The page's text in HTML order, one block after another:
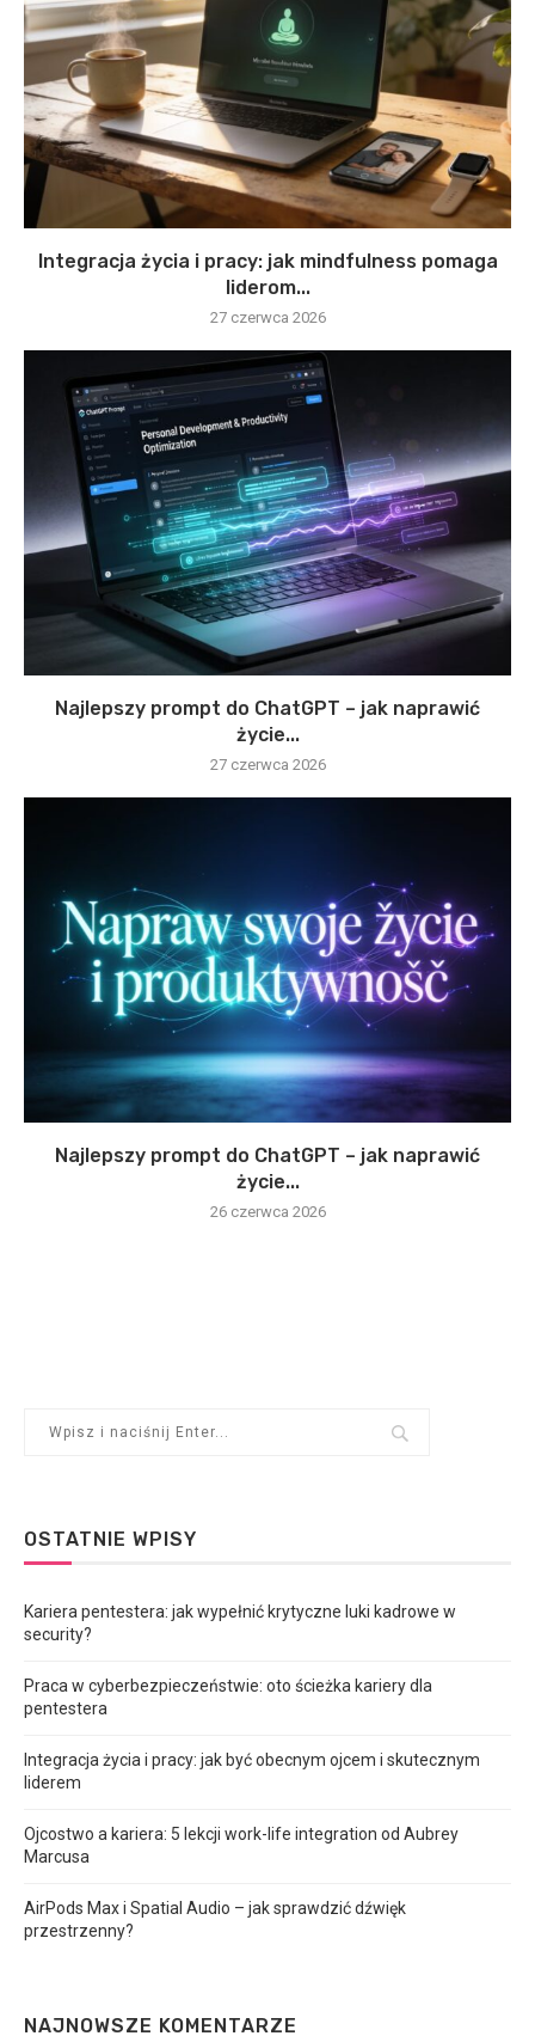
Integracja życia i pracy: jak mindfulness pomaga
liderom...
27 czerwca 2026
Najlepszy prompt do ChatGPT – jak naprawić
życie...
27 czerwca 2026
Najlepszy prompt do ChatGPT – jak naprawić
życie...
26 czerwca 2026
OSTATNIE WPISY
Kariera pentestera: jak wypełnić krytyczne luki kadrowe w
security?
Praca w cyberbezpieczeństwie: oto ścieżka kariery dla
pentestera
Integracja życia i pracy: jak być obecnym ojcem i skutecznym
liderem
Ojcostwo a kariera: 5 lekcji work-life integration od Aubrey
Marcusa
AirPods Max i Spatial Audio – jak sprawdzić dźwięk
przestrzenny?
NAJNOWSZE KOMENTARZE